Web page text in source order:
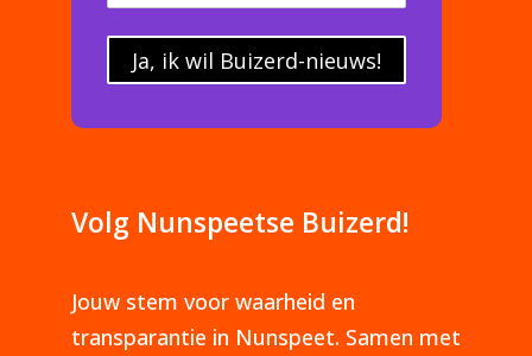
Ja, ik wil Buizerd-nieuws!
Volg Nunspeetse Buizerd!
Jouw stem voor waarheid en
transparantie in Nunspeet. Samen met